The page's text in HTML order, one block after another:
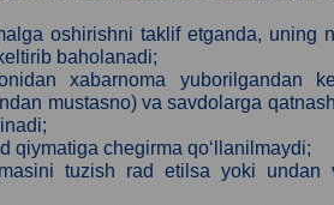
oshirishni taklif etganda, uning
baholanadi;
xabarnoma yuborilgandan
mustasno) va savdolarga
qiymatiga chegirma qo‘llanilmaydi;
tuzish rad etilsa yoki undan